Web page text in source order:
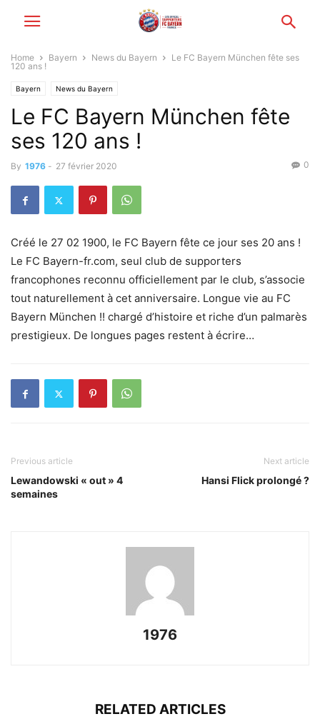
Home Bayern News du Bayern
Le FC Bayern München fête ses
120 ans !
Bayern News du Bayern
Le FC Bayern München fête
ses 120 ans !
By 1976 - 27 février 2020 0
Créé le 27 02 1900, le FC Bayern fête ce jour ses 20 ans !
Le FC Bayern-fr.com, seul club de supporters
francophones reconnu officiellement par le club, s’associe
tout naturellement à cet anniversaire. Longue vie au FC
Bayern München !! chargé d’histoire et riche d’un palmarès
prestigieux. De longues pages restent à écrire…
Previous article
Lewandowski « out » 4
semaines
Next article
Hansi Flick prolongé ?
1976
RELATED ARTICLES